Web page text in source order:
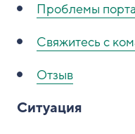
Проблемы
Свяжитесь с
Отзыв
Ситуация